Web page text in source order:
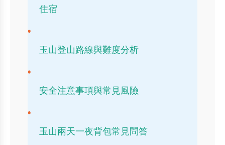
住宿
玉山登山路線與難度分析
安全注意事項與常見風險
玉山兩天一夜背包常見問答